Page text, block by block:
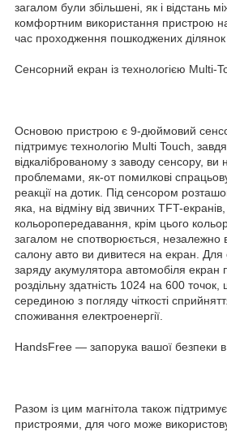
загалом були збільшені, як і відстань
комфортним використання пристрою
час проходження пошкоджених
Сенсорний екран із технологією Multi-
Основою пристрою є 9-дюймовий
підтримує технологію Multi Touch,
відкаліброваному з заводу сенсору, ви
проблемами, як-от помилкові
реакції на дотик. Під сенсором
яка, на відміну від звичних TFT-
кольоропередавання, крім цього
загалом не спотворюється, незалежно
салону авто ви дивитеся на екран. Для
заряду акумулятора автомобіля
роздільну здатність 1024 на 600
серединою з погляду чіткості
споживання електроенергії.
HandsFree — запорука вашої безпеки в
Разом із цим магнітола також
пристроями, для чого може